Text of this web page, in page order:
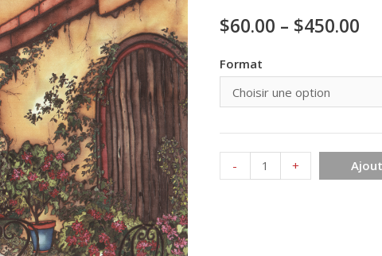
$60.00 – $450.00
Format
-
quantité
de
+